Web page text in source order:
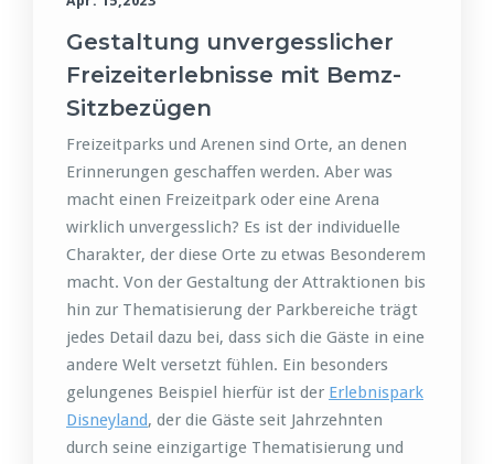
Gestaltung unvergesslicher
Freizeiterlebnisse mit Bemz-
Sitzbezügen
Freizeitparks und Arenen sind Orte, an denen
Erinnerungen geschaffen werden. Aber was
macht einen Freizeitpark oder eine Arena
wirklich unvergesslich? Es ist der individuelle
Charakter, der diese Orte zu etwas Besonderem
macht. Von der Gestaltung der Attraktionen bis
hin zur Thematisierung der Parkbereiche trägt
jedes Detail dazu bei, dass sich die Gäste in eine
andere Welt versetzt fühlen. Ein besonders
gelungenes Beispiel hierfür ist der Erlebnispark
Disneyland, der die Gäste seit Jahrzehnten
durch seine einzigartige Thematisierung und